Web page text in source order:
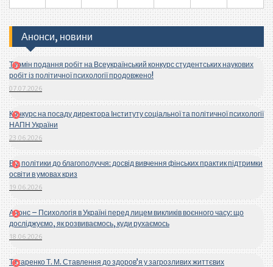
Анонси, новини
Термін подання робіт на Всеукраїнський конкурс студентських наукових
робіт із політичної психології продовжено!
07.07.2026
Конкурс на посаду директора Інституту соціальної та політичної психології
НАПН України
23.06.2026
Від політики до благополуччя: досвід вивчення фінських практик підтримки
освіти в умовах криз
19.06.2026
Анонс – Психологія в Україні перед лицем викликів воєнного часу: що
досліджуємо, як розвиваємось, куди рухаємось
18.06.2026
Титаренко Т. М. Ставлення до здоров’я у загрозливих життєвих